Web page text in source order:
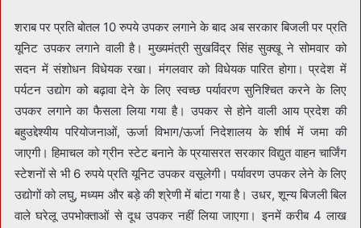
शराब पर प्रति बोतल 10 रुपये उपकर लगाने के बाद अब सरकार बिजली पर प्रति
यूनिट उपकर लगाने वाली है। मुख्यमंत्री सुखविंद्र सिंह सुक्खू ने सोमवार को
सदन में संशोधन विधेयक रखा। मंगलवार को विधेयक पारित होगा। प्रदेश में
पर्यटन उद्योग को बढ़ावा देने के लिए स्वच्छ पर्यावरण सुनिश्चित करने के लिए
उपकर लगाने का फैसला लिया गया है। उपकर से होने वाली आय प्रदेश की
बहुउद्देश्यीय परियोजनाओं, ऊर्जा विभाग/ऊर्जा निदेशालय के शीर्ष में जमा की
जाएगी। हिमाचल को ग्रीन स्टेट बनाने के प्रयासरत सरकार विद्युत वाहन चार्जिंग
स्टेशनों से भी 6 रुपये प्रति यूनिट उपकर वसूलेगी। पर्यावरण उपकर लेने के लिए
उद्योगों को लघु, मध्यम और बड़े की श्रेणी में बांटा गया है। उधर, शून्य बिजली बिल
वाले घरेलू उपभोक्ताओं से दूध उपकर नहीं लिया जाएगा। इनमें करीब 4 लाख